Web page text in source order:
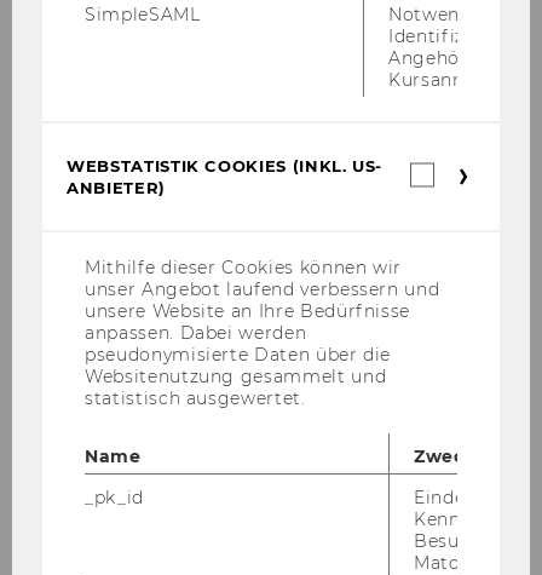
Institut für Englische
Wirtschaftskommunikation
Institut für Romanische
Sprachen
o.Univ.Prof. Dr. Renate Rathmayr
SimpleSAML
Notwendig zur
Identifizierung
Angehörige/r für
Kursanmeldung.
WEBSTATISTIK COOKIES (INKL. US-
ANBIETER)
Mithilfe dieser Cookies können wir
unser Angebot laufend verbessern und
unsere Website an Ihre Bedürfnisse
anpassen. Dabei werden
pseudonymisierte Daten über die
Websitenutzung gesammelt und
statistisch ausgewertet.
Name
Zweck
_pk_id
Eindeutige
Besuchers
Matomo.